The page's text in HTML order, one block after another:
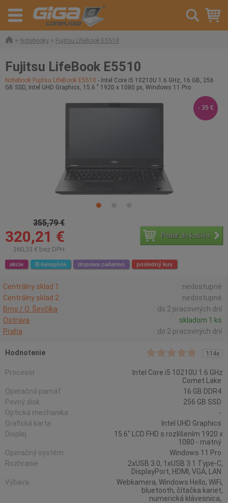
» Notebooky » Fujitsu LifeBook E5510
Fujitsu LifeBook E5510
Notebook Fujitsu LifeBook E5510 - Intel Core i5 10210U 1.6 GHz, 16 GB, 256
GB SSD, Intel UHD Graphics, 15.6 " 1920 x 1080 px, Windows 11 Pro
355,79 €
320,21 €
260,33 € bez DPH
Pridať do košíka
akcie B-kategória doprava zadarmo posledný kus
- 35 €
Centrálny sklad 1
nedostupné
Centrálny sklad 2
nedostupné
Brno / O. Ševčíka
do 2 pracovných dní
Ostrava
skladom 1 ks
Praha
do 2 pracovných dní
Hodnotenie 114x
Procesor
Intel Core i5 10210U 1.6 GHz
Comet Lake
Operačná pamäť
16 GB DDR4
Pevný disk
256 GB SSD
Optická mechanika
-
Grafická karta
Intel UHD Graphics
Displej
15.6" LCD FHD s rozlíšením 1920 x
1080 - matný
Operačný systém
Windows 11 Pro
Rozhranie
2xUSB 3.0, 1xUSB 3.1 Type-C,
DisplayPort, HDMI, VGA, LAN
Výbava
Webkamera, Windows Hello, WiFi,
bluetooth, čítačka kariet,
numerická klávesnica,